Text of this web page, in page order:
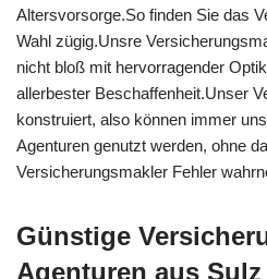
Altersvorsorge.So finden Sie das
Wahl zügig.Unsre
nicht bloß mit hervorragender
allerbester Beschaffenheit.Unser
konstruiert, also können immer
Agenturen genutzt werden, ohne
Versicherungsmakler Fehler
Günstige
Agenturen aus Sulz